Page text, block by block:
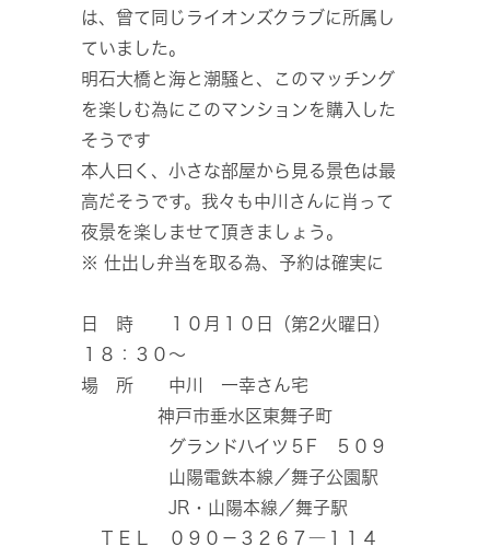
は、曾て同じライオンズクラブに所属し
ていました。
明石大橋と海と潮騒と、このマッチング
を楽しむ為にこのマンションを購入した
そうです
本人曰く、小さな部屋から見る景色は最
高だそうです。我々も中川さんに肖って
夜景を楽しませて頂きましょう。
※ 仕出し弁当を取る為、予約は確実に
日 時 １０月１０日（第2火曜日）
１８：３０～
場 所 中川 一幸さん宅
神戸市垂水区東舞子町
グランドハイツ５F ５０９
山陽電鉄本線／舞子公園駅
JR・山陽本線／舞子駅
ＴＥＬ ０９０－３２６７―１１４